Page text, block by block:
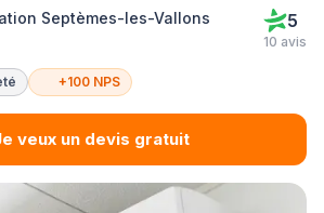
Septèmes-les-Vallons 5
10 avis
+100 NPS
veux un devis gratuit